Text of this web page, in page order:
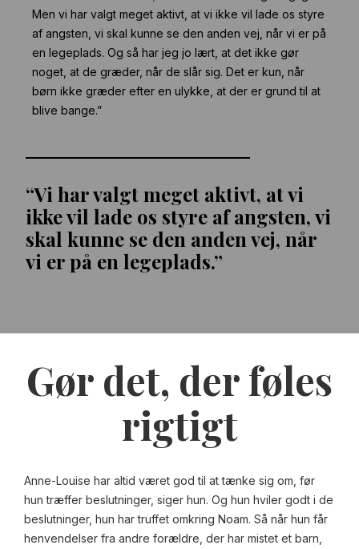
Men vi har valgt meget aktivt, at vi ikke vil lade os styre
af angsten, vi skal kunne se den anden vej, når vi er på
en legeplads. Og så har jeg jo lært, at det ikke gør
noget, at de græder, når de slår sig. Det er kun, når
børn ikke græder efter en ulykke, at der er grund til at
blive bange.”
Vi har valgt meget aktivt, at vi
ikke vil lade os styre af angsten, vi
skal kunne se den anden vej, når
vi er på en legeplads.
Gør det, der føles
rigtigt
Anne-Louise har altid været god til at tænke sig om, før
hun træffer beslutninger, siger hun. Og hun hviler godt i de
beslutninger, hun har truffet omkring Noam. Så når hun får
henvendelser fra andre forældre, der har mistet et barn,